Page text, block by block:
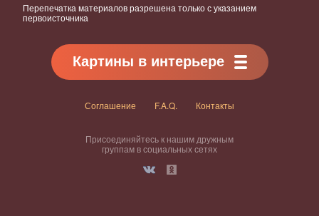
Перепечатка материалов разрешена только с указанием
первоисточника
Картины в интерьере
Соглашение F.A.Q. Контакты
Присоединяйтесь к нашим дружным
группам в социальных сетях